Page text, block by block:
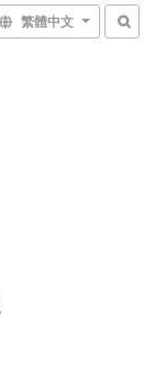
繁體中文